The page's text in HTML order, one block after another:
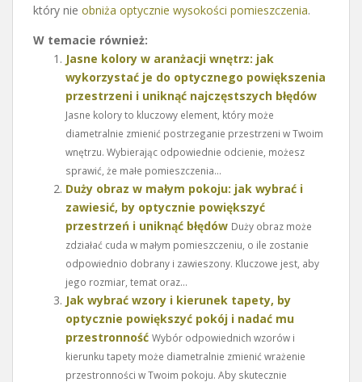
który nie obniża optycznie wysokości pomieszczenia.
W temacie również:
Jasne kolory w aranżacji wnętrz: jak
wykorzystać je do optycznego powiększenia
przestrzeni i uniknąć najczęstszych błędów
Jasne kolory to kluczowy element, który może
diametralnie zmienić postrzeganie przestrzeni w Twoim
wnętrzu. Wybierając odpowiednie odcienie, możesz
sprawić, że małe pomieszczenia...
Duży obraz w małym pokoju: jak wybrać i
zawiesić, by optycznie powiększyć
przestrzeń i uniknąć błędów Duży obraz może
zdziałać cuda w małym pomieszczeniu, o ile zostanie
odpowiednio dobrany i zawieszony. Kluczowe jest, aby
jego rozmiar, temat oraz...
Jak wybrać wzory i kierunek tapety, by
optycznie powiększyć pokój i nadać mu
przestronność Wybór odpowiednich wzorów i
kierunku tapety może diametralnie zmienić wrażenie
przestronności w Twoim pokoju. Aby skutecznie